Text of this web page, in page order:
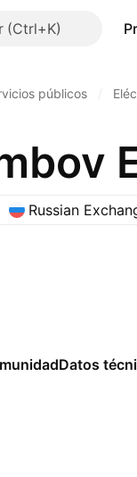
públicos
Russian
Datos